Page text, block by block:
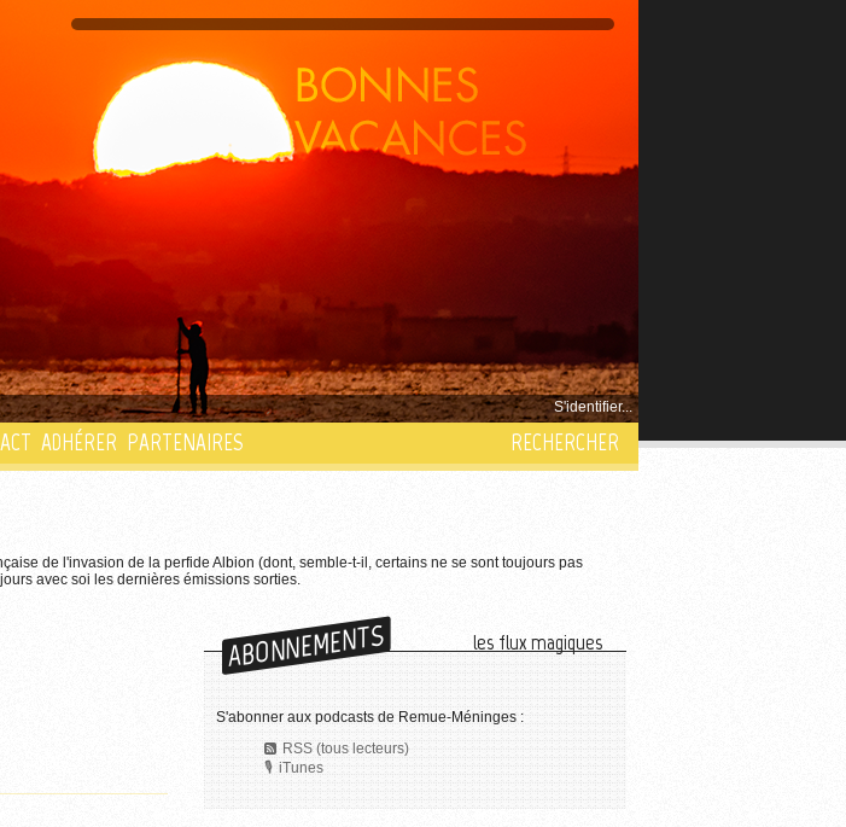
S'identifier...
ADHÉRER PARTENAIRES RECHERCHER
de l'invasion de la perfide Albion (dont, semble-t-il, certains ne se sont toujours pas
avec soi les dernières émissions sorties.
ABONNEMENTS les flux magiques
S'abonner aux podcasts de Remue-Méninges :
RSS (tous lecteurs)
iTunes